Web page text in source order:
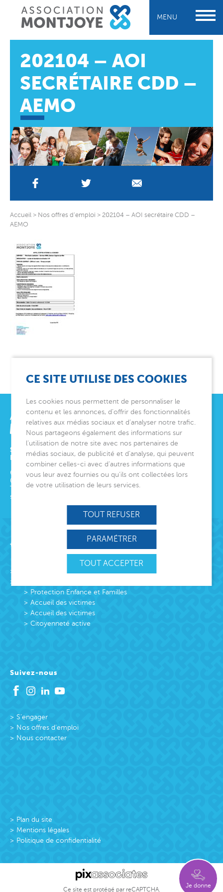
Je donne
MENU
202104 – AOI
SECRÉTAIRE CDD –
AEMO
Accueil > Nos offres d’emploi > 202104 – AOI secrétaire CDD –
AEMO
SIÈGE SOCIAL
ET DIRECTION GÉNÉRALE
6 avenue Édith Cavell
06000
Tél.
04 92 00 24 50
siege@montjoye.org
Acteur de lien social
Protection Enfance et Familles
Accueil des victimes
Accueil des victimes
Citoyenneté active
Suivez-nous
S’engager
Nos offres d’emploi
Nous contacter
Plan du site
Mentions légales
Politique de confidentialité
Ce site est protégé par reCAPTCHA.
CE SITE UTILISE DES COOKIES
Les cookies nous permettent de personnaliser le
contenu et les annonces, d’offrir des fonctionnalités
relatives aux médias sociaux et d’analyser notre trafic.
Nous partageons également des informations sur
l’utilisation de notre site avec nos partenaires de
médias sociaux, de publicité et d’analyse, qui peuvent
combiner celles-ci avec d’autres informations que
vous leur avez fournies ou qu’ils ont collectées lors
de votre utilisation de leurs services.
TOUT ACCEPTER
TOUT REFUSER
PARAMÉTRER